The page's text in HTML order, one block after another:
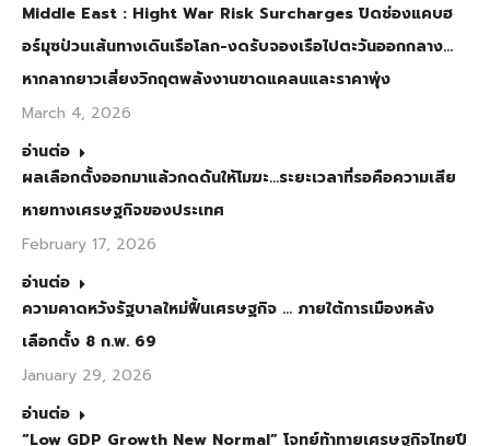
Middle East : Hight War Risk Surcharges ปิดช่องแคบฮ
อร์มุซป่วนเส้นทางเดินเรือโลก-งดรับจองเรือไปตะวันออกกลาง…
หากลากยาวเสี่ยงวิกฤตพลังงานขาดแคลนและราคาพุ่ง
March 4, 2026
อ่านต่อ
ผลเลือกตั้งออกมาแล้วกดดันให้โมฆะ…ระยะเวลาที่รอคือความเสีย
หายทางเศรษฐกิจของประเทศ
February 17, 2026
อ่านต่อ
ความคาดหวังรัฐบาลใหม่ฟื้นเศรษฐกิจ … ภายใต้การเมืองหลัง
เลือกตั้ง 8 ก.พ. 69
January 29, 2026
อ่านต่อ
“Low GDP Growth New Normal” โจทย์ท้าทายเศรษฐกิจไทยปี